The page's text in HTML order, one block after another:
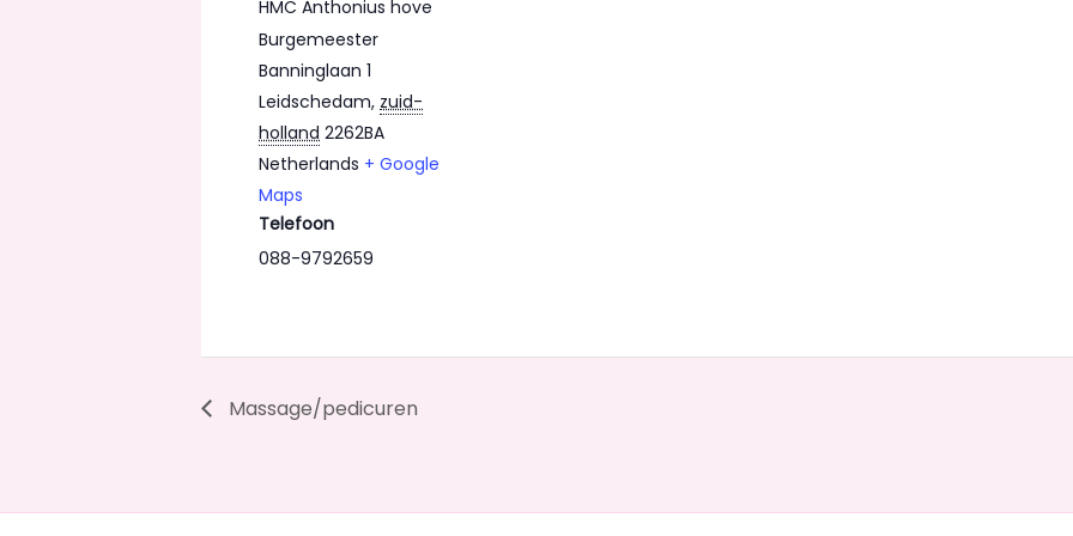
HMC Anthonius hove
Burgemeester
Banninglaan 1
Leidschedam, zuid-
holland 2262BA
Netherlands + Google
Maps
Telefoon
088-9792659
Massage/pedicuren